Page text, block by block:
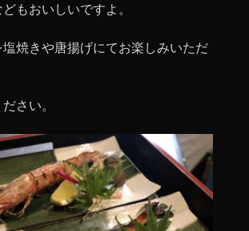
もおいしいですよ。
焼きや唐揚げにてお楽しみいただ
さい。